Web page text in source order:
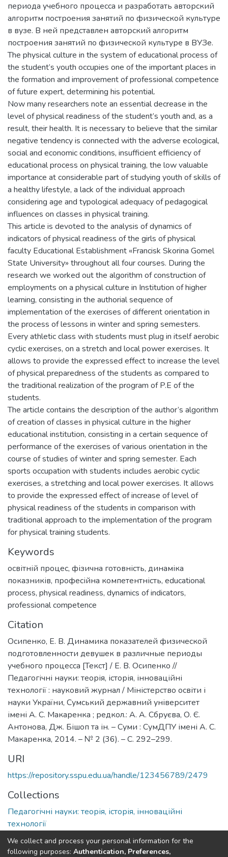
периода учебного процесса и разработать авторский
алгоритм построения занятий по физической культуре
в вузе. В ней представлен авторский алгоритм
построения занятий по физической культуре в ВУЗе.
The physical culture in the system of educational process of
the student’s youth occupies one of the important places in
the formation and improvement of professional competence
of future expert, determining his potential.
Now many researchers note an essential decrease in the
level of physical readiness of the student’s youth and, as a
result, their health. It is necessary to believe that the similar
negative tendency is connected with the adverse ecological,
social and economic conditions, insufficient efficiency of
educational process on physical training, the low valuable
importance at considerable part of studying youth of skills of
a healthy lifestyle, a lack of the individual approach
considering age and typological adequacy of pedagogical
influences on classes in physical training.
This article is devoted to the analysis of dynamics of
indicators of physical readiness of the girls of physical
faculty Educational Establishment «Francisk Skorina Gomel
State University» throughout all four courses. During the
research we worked out the algorithm of construction of
employments on a physical culture in Institution of higher
learning, consisting in the authorial sequence of
implementation of the exercises of different orientation in
the process of lessons in winter and spring semesters.
Every athletic class with students must plug in itself aerobic
cyclic exercises, on a stretch and local power exercises. It
allows to provide the expressed effect to increase the level
of physical preparedness of the students as compared to
the traditional realization of the program of P.E of the
students.
The article contains the description of the author’s algorithm
of creation of classes in physical culture in the higher
educational institution, consisting in a certain sequence of
performance of the exercises of various orientation in the
course of studies of winter and spring semester. Each
sports occupation with students includes aerobic cyclic
exercises, a stretching and local power exercises. It allows
to provide the expressed effect of increase of level of
physical readiness of the students in comparison with
traditional approach to the implementation of the program
for physical training students.
Keywords
освітній процес, фізична готовність, динаміка
показників, професійна компетентність, educational
process, physical readiness, dynamics of indicators,
professional competence
Citation
Осипенко, Е. В. Динамика показателей физической
подготовленности девушек в различные периоды
учебного процесса [Текст] / Е. В. Осипенко //
Педагогічні науки: теорія, історія, інноваційні
технології : науковий журнал / Міністерство освіти і
науки України, Сумський державний університет
імені А. С. Макаренка ; редкол.: А. А. Сбруєва, О. Є.
Антонова, Дж. Бішоп та ін. – Суми : СумДПУ імені А. С.
Макаренка, 2014. – № 2 (36). – С. 292–299.
URI
https://repository.sspu.edu.ua/handle/123456789/2479
Collections
Педагогічні науки: теорія, історія, інноваційні
технології
Full item page Google Scholar
We collect and process your personal information for the
following purposes: Authentication, Preferences,